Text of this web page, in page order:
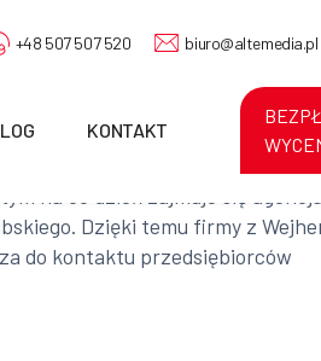
+48 507 507 520 biuro@altemedia.pl
KONTAKT
na co dzień zajmuje się
Dzięki temu firmy z
do kontaktu przedsiębiorców